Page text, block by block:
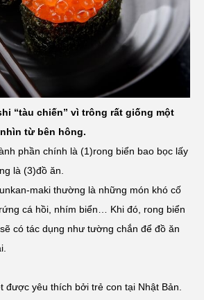
“tàu chiến” vì trông rất giống một
từ bên hông.
phần chính là (1)rong biển bao bọc lấy
là (3)đồ ăn.
maki thường là những món khó cố
cá hồi, nhím biển… Khi đó, rong biển
có tác dụng như tường chắn để đồ ăn
được yêu thích bởi trẻ con tại Nhật Bản.